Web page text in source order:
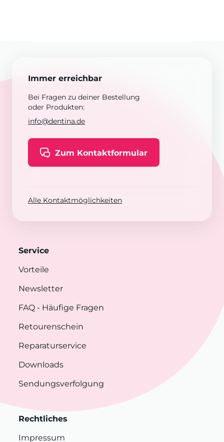
Immer erreichbar
Bei Fragen zu deiner Bestellung
oder Produkten:
info@dentina.de
Zum Kontaktformular
Alle Kontaktmöglichkeiten
Service
Vorteile
Newsletter
FAQ - Häufige Fragen
Retourenschein
Reparaturservice
Downloads
Sendungsverfolgung
Rechtliches
Impressum